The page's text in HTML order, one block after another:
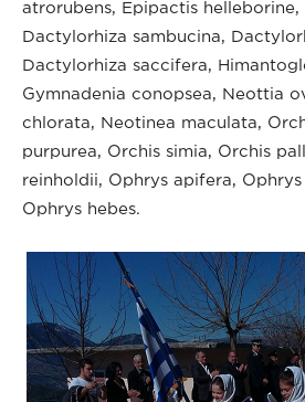
atrorubens, Epipactis helleborine,
Dactylorhiza sambucina,
Dactylorhiza saccifera,
Gymnadenia conopsea, Νeottia
chlorata, Neotinea maculata,
purpurea, Orchis simia, Orchis
reinholdii, Ophrys apifera,
Ophrys hebes.